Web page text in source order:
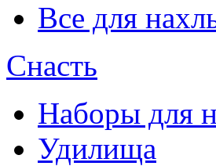
Все для
Снасть
Наборы для
Удилища